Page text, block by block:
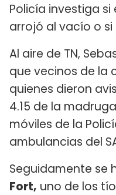
Policía investiga
arrojó al vacío o
Al aire de TN,
que vecinos de la
quienes dieron
4.15 de la
móviles de la
ambulancias del
Seguidamente se
Fort, uno de los